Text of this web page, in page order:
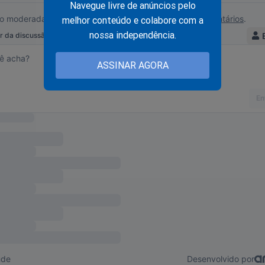
Navegue livre de anúncios pelo
melhor conteúdo e colabore com a
nossa independência.
ASSINAR AGORA
isolados não dispomos de todas as faculdades. No
brutalizados e morremos. Por essas razões é importante
– aquela que significa fuga deliberada do convívio social
aos semelhantes gera a grandeza. A rocha que sustenta a